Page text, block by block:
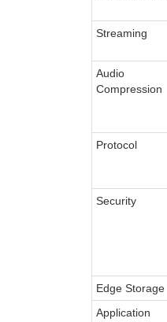
Streaming
Audio
Compression
Protocol
Security
Edge Storage
Application